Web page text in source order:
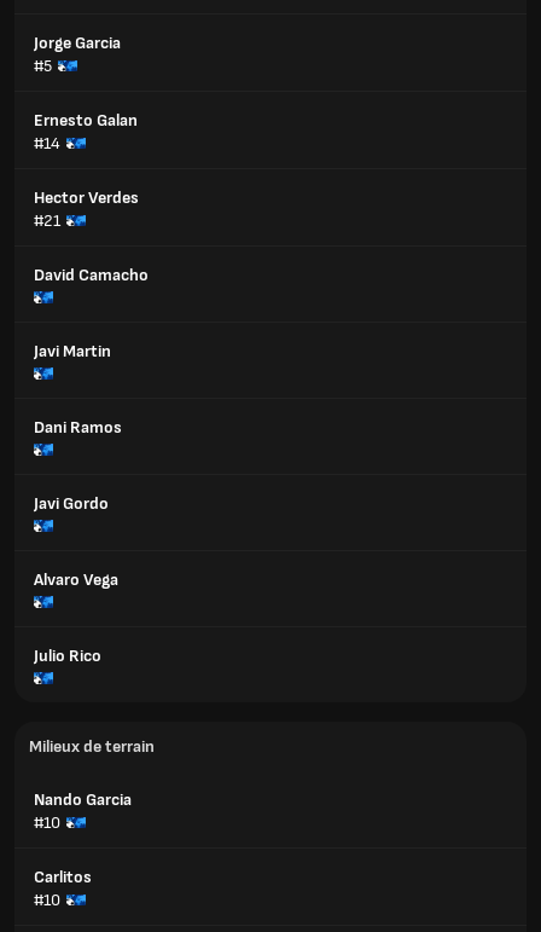
Jorge Garcia
#5
Ernesto Galan
#14
Hector Verdes
#21
David Camacho
Javi Martin
Dani Ramos
Javi Gordo
Alvaro Vega
Julio Rico
Milieux de terrain
Nando Garcia
#10
Carlitos
#10